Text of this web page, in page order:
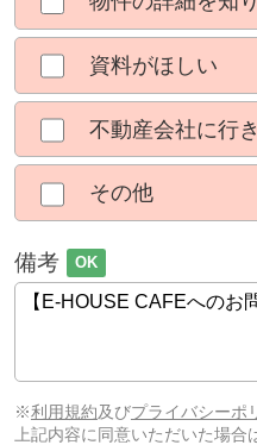
資料がほしい
不動産会社に行
その他
備考 OK
※利用規約及びプライバシーポ
上記内容に同意いただいた場合